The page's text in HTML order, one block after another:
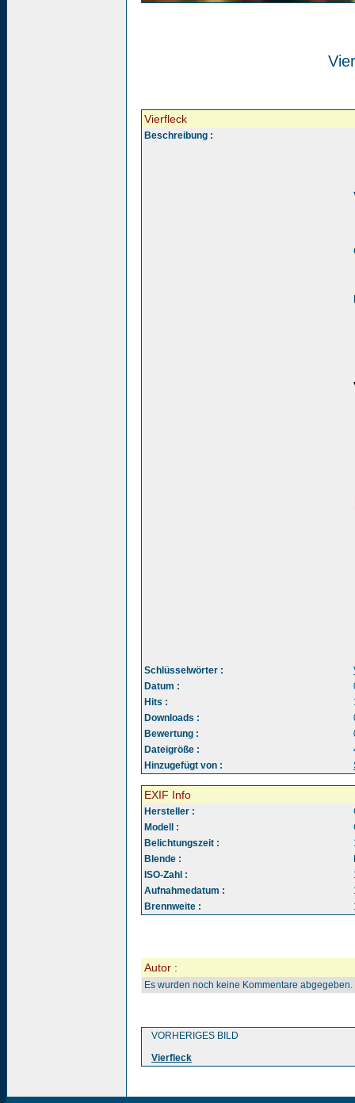
Vierfleck
Beschreibung :
Schlüsselwörter :
Datum :
Hits :
Downloads :
Bewertung :
Dateigröße :
Hinzugefügt von :
EXIF Info
Hersteller :
Modell :
Belichtungszeit :
Blende :
ISO-Zahl :
Aufnahmedatum :
Brennweite :
Autor :
Es wurden noch keine Kommentare abgegeben.
VORHERIGES BILD
Vierfleck